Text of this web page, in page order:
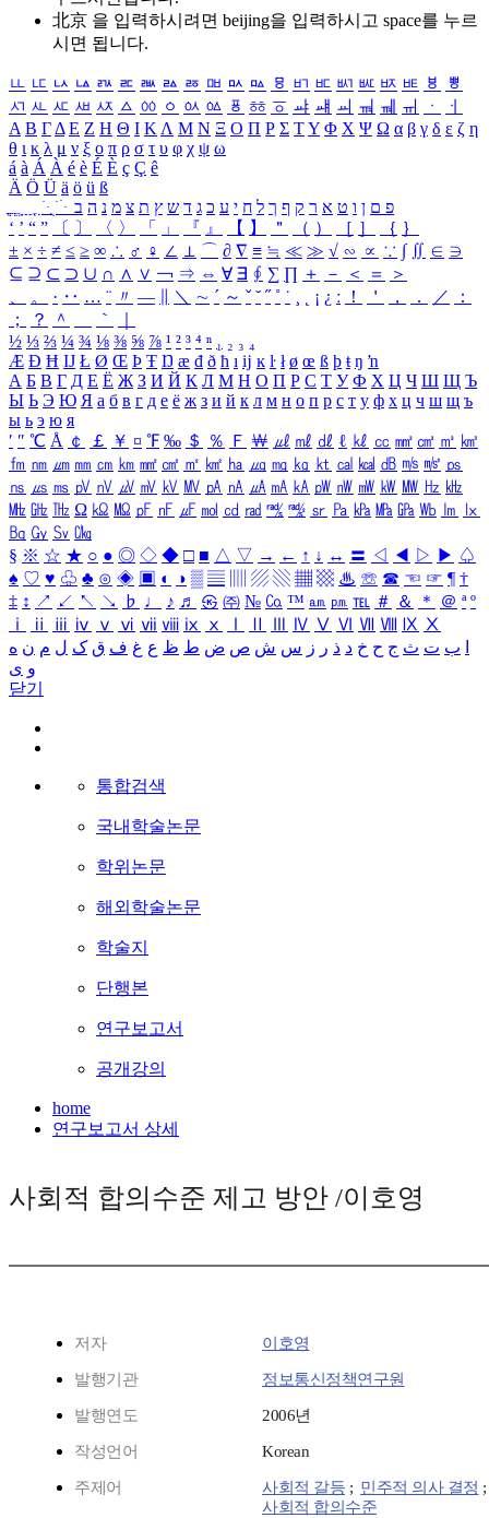
北京 을 입력하시려면 beijing을 입력하시고 space를 누르
시면 됩니다.
ㅥ ㅦ ㅧ ㅨ ㅩ ㅪ ㅫ ㅬ ㅭ ㅮ ㅯ ㅰ ㅱ ㅲ ㅳ ㅴ ㅵ ㅶ ㅷ ㅸ
ㅹ
ㅺ ㅻ ㅼ ㅽ ㅾ ㅿ ㆀ ㆁ ㆂ ㆃ ㆄ ㆅ ㆆ ㆇ ㆈ ㆉ ㆊ ㆋ ㆌ ㆍ
ㆎ
Α Β ΓΔ Ε Ζ Η Θ Ι ΚΛ Μ Ν Ξ Ο Π Ρ Σ ΤΥ Φ Χ Ψ Ω α β γ δ ε ζ η
θ ι κ λ μ ν ξ ο π ρ σ τ υ φ χ ψ ω
á à Á À é è É È ç Ç ê
Ä Ö Ü ä ö ü ß
ִֶֹ ֻּ ׁׂ פ ם ן ו ט א ר ק ף ך ל ח י ע כ ג ד ש ץ ת צ מ נ ה ב
‘ ’ “ ” 〔 〕 〈 〉 「 」 『 』 【 】 ＂ （ ） ［ ］ ｛ ｝
± × ÷ ≠ ≤ ≥ ∞ ∴ ♂ ♀ ∠ ⊥ ⌒ ∂ ∇ ≡ ≒ ≪ ≫ √ ∽ ∝ ∵ ∫ ∬ ∈ ∋
⊆ ⊇ ⊂ ⊃ ∪ ∩ ∧ ∨ ￢ ⇒ ⇔ ∀ ∃ ∮ ∑ ∏ ＋ － ＜ ＝
＞
、
。 · ‥ … ¨ 〃 ― ＼ ∼ ´ ～ ˇ ˘ ˝ ˚ ˙ ¸ ¡ ¿ ː ！ ＇ ， ． ／
：
；
？ ＾ ｀
½ ⅓ ⅔ ¼ ¾ ⅛ ⅜ ⅝ ⅞ ¹ ² ³ ⁴ ⁿ ₁ ₂ ₃ ₄
Æ Ð Ħ Ĳ Ł Ø Œ Þ Ŧ Ŋ æ đ ð ħ ı ĳ ĸ ŀ ł ø œ ß þ ŧ ŋ ŉ
А Б В Г Д Е Ё Ж З И Й К Л М Н О П Р С Т У Ф Х Ц Ч Ш Щ Ъ
Ы Ь Э Ю Я а б в г д е ё ж з и й к л м н о п р с т у ф х ц ч ш щ ъ
ы ь э ю я
′ ″ ℃ Å ￠ ￡ ￥ ¤ ℉ ‰ ＄ ％ Ｆ ￦ ㎕ ㎖ ㎗ ℓ ㎘ ㏄ ㎣ ㎤ ㎥ ㎦
㎙ ㎚ ㎛ ㎜ ㎝ ㎞ ㎟ ㎠ ㎡ ㎢ ㏊ ㎍ ㎎ ㎏ ㏏ ㎈ ㎉ ㏈ ㎧ ㎨ ㎰
㎱ ㎲ ㎳ ㎴ ㎵ ㎶ ㎷ ㎸ ㎹ ㎀ ㎁ ㎂ ㎃ ㎄ ㎺ ㎻ ㎽ ㎾ ㎿ ㎐ ㎑
㎒ ㎓ ㎔ Ω ㏀ ㏁ ㎊ ㎋ ㎌ ㏖ ㏅ ㎭ ㎮ ㎯ ㏛ ㎩ ㎪ ㎫ ㎬ ㏝ ㏐
㏓
㏃ ㏉ ㏜ ㏆
§ ※ ☆ ★ ○ ● ◎ ◇ ◆ □ ■ △ ▽ → ← ↑ ↓ ↔ 〓 ◁ ◀ ▷ ▶ ♤
♠ ♡ ♥ ♧ ♣ ⊙ ◈ ▣ ◐ ◑ ▒ ▤ ▨ ▧ ▦ ▩ ♨ ☏ ☎ ☜ ☞ ¶ †
‡ ↕ ↗ ↙ ↖ ↘ ♭ ♩ ♪ ♬ ㉿ ㈜ № ㏇ ™ ㏂ ㏘ ℡ ＃ ＆ ＊ ＠ ª º
ⅰ
ⅱ ⅲ ⅳ ⅴ ⅵ ⅶ ⅷ ⅸ ⅹ Ⅳ Ⅴ Ⅵ Ⅶ Ⅷ Ⅸ Ⅹ
ب ت ث ج ح خ د ذ ر ز س ش ص ض ط ظ ع غ ف ق ک ل م ن ه
و ی
닫기
통합검색
국내학술논문
학위논문
해외학술논문
학술지
단행본
연구보고서
공개강의
home
연구보고서 상세
사회적 합의수준 제고 방안 /이호영
저자 이호영
발행기관 정보통신정책연구원
발행연도 2006년
작성언어 Korean
주제어 사회적 갈등 ; 민주적 의사 결정 ;
사회적 합의수준